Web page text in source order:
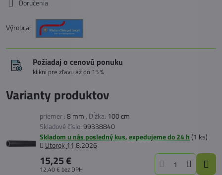
Doručenia
Výrobca:
Požiadaj o cenovú ponuku
klikni pre zľavu až do 15 %
Varianty produktov
priemer :8 mm , Dĺžka: 100 cm
Skladové číslo:99338840
Skladom u nás posledný kus, expedujeme do 24 h(1 ks)
Utorok 11.8.2026
15,25 €
12,40 € bez DPH